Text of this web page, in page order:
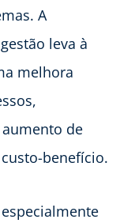
A
leva à
melhora
de
benefício.